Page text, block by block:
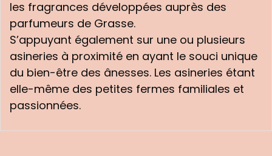
les fragrances développées auprès des
parfumeurs de Grasse.
S’appuyant également sur une ou plusieurs
asineries à proximité en ayant le souci unique
du bien-être des ânesses. Les asineries étant
elle-même des petites fermes familiales et
passionnées.